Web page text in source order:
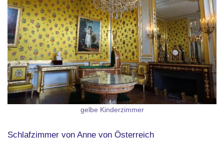
gelbe Kinderzimmer
Schlafzimmer von Anne von Österreich